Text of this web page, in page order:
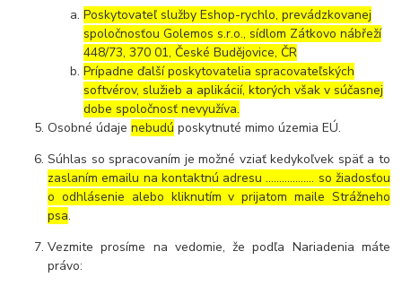
Poskytovateľ služby Eshop-rychlo, prevádzkovanej
spoločnosťou Golemos s.r.o., sídlom Zátkovo nábřeží
448/73, 370 01, České Budějovice, ČR
Prípadne ďalší poskytovatelia spracovateľských
softvérov, služieb a aplikácií, ktorých však v súčasnej
dobe spoločnosť nevyužíva.
Osobné údajenebudú poskytnuté mimo územia EÚ.
Súhlas so spracovaním je možné vziať kedykoľvek späť a to
zaslaním emailu na kontaktnú adresu ..……………. so žiadosťou
o odhlásenie alebo kliknutím v prijatom maile Strážneho
psa.
Vezmite prosíme na vedomie, že podľa Nariadenia máte
právo: